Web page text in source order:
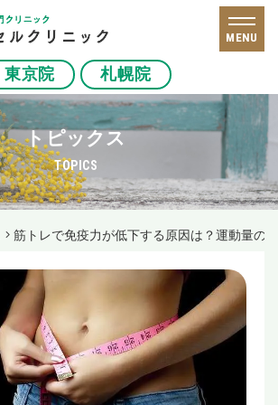
東京院 札幌院
MENU
トピックス
TOPICS
筋トレで免疫力が低下する原因は？運動量の